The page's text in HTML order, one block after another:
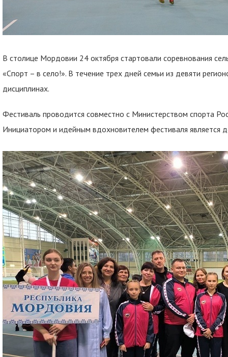
В столице Мордовии 24 октября стартовали соревнования
«Спорт – в село!». В течение трех дней семьи из девяти
дисциплинах.
Фестиваль проводится совместно с Министерством спорта
Инициатором и идейным вдохновителем фестиваля